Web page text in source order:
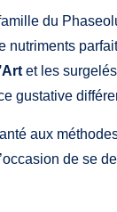
du
nutriments
et les
gustative
aux
de se